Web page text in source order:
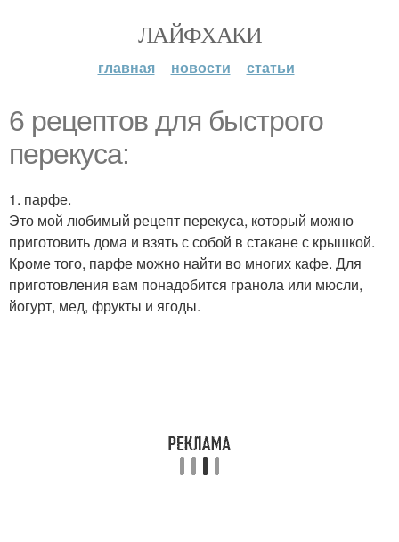
ЛАЙФХАКИ
главная новости статьи
6 рецептов для быстрого
перекуса:
1. парфе.
Это мой любимый рецепт перекуса, который можно
приготовить дома и взять с собой в стакане с крышкой.
Кроме того, парфе можно найти во многих кафе. Для
приготовления вам понадобится гранола или мюсли,
йогурт, мед, фрукты и ягоды.